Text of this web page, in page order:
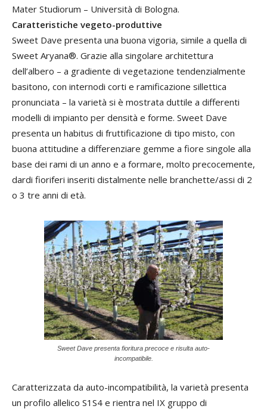
Mater Studiorum – Università di Bologna.
Caratteristiche vegeto-produttive
Sweet Dave presenta una buona vigoria, simile a quella di
Sweet Aryana®. Grazie alla singolare architettura
dell’albero – a gradiente di vegetazione tendenzialmente
basitono, con internodi corti e ramificazione sillettica
pronunciata – la varietà si è mostrata duttile a differenti
modelli di impianto per densità e forme. Sweet Dave
presenta un habitus di fruttificazione di tipo misto, con
buona attitudine a differenziare gemme a fiore singole alla
base dei rami di un anno e a formare, molto precocemente,
dardi fioriferi inseriti distalmente nelle branchette/assi di 2
o 3 tre anni di età.
Sweet Dave presenta fioritura precoce e risulta auto-
incompatibile.
Caratterizzata da auto-incompatibilità, la varietà presenta
un profilo allelico S1S4 e rientra nel IX gruppo di